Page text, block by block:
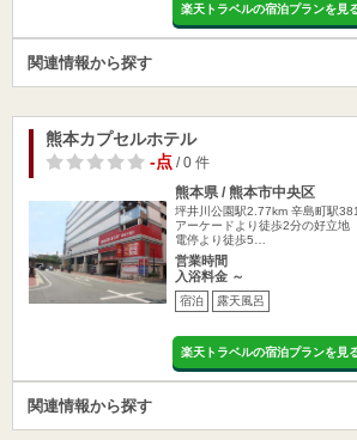
楽天トラベルの宿泊プランを見
関連情報から探す
熊本カプセルホテル
-点/ 0 件
熊本県 / 熊本市中央区
坪井川公園駅2.77km 辛島町駅
アーケードより徒歩2分の好立
電停より徒歩5…
営業時間
入浴料金 ～
宿泊 露天風呂
楽天トラベルの宿泊プランを見
関連情報から探す